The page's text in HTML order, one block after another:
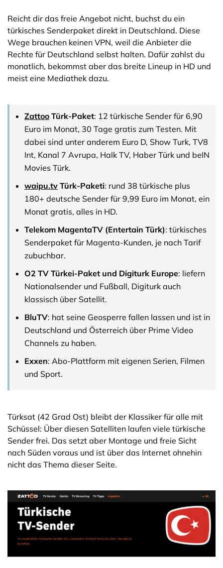
Reicht dir das freie Angebot nicht, buchst du ein
türkisches Senderpaket direkt in Deutschland. Diese
Wege brauchen keinen VPN, weil die Anbieter die
Rechte für Deutschland selbst halten. Dafür zahlst du
monatlich, bekommst aber das breite Lineup in HD und
meist eine Mediathek dazu.
Zattoo Türk-Paket: 12 türkische Sender für 6,90
Euro im Monat, 30 Tage gratis zum Testen. Mit
dabei sind unter anderem Euro D, Show Turk, TV8
Int, Kanal 7 Avrupa, Halk TV, Haber Türk und beIN
Movies Türk.
waipu.tv Türk-Paketi: rund 38 türkische plus
180+ deutsche Sender für 9,99 Euro im Monat, ein
Monat gratis, alles in HD.
Telekom MagentaTV (Entertain Türk): türkisches
Senderpaket für Magenta-Kunden, je nach Tarif
zubuchbar.
O2 TV Türkei-Paket und Digiturk Europe: liefern
Nationalsender und Fußball, Digiturk auch
klassisch über Satellit.
BluTV: hat seine Geosperre fallen lassen und ist in
Deutschland und Österreich über Prime Video
Channels zu haben.
Exxen: Abo-Plattform mit eigenen Serien, Filmen
und Sport.
Türksat (42 Grad Ost) bleibt der Klassiker für alle mit
Schüssel: Über diesen Satelliten laufen viele türkische
Sender frei. Das setzt aber Montage und freie Sicht
nach Süden voraus und ist über das Internet ohnehin
nicht das Thema dieser Seite.